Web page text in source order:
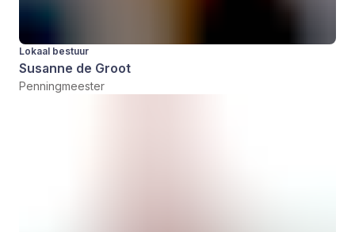
Lokaal bestuur
Susanne de Groot
Penningmeester